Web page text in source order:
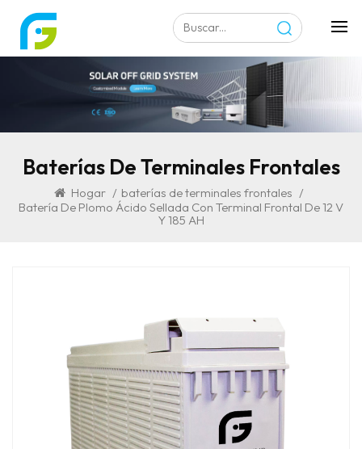
Baterías De Terminales Frontales
Hogar / baterías de terminales frontales /
Batería De Plomo Ácido Sellada Con Terminal Frontal De 12 V
Y 185 AH